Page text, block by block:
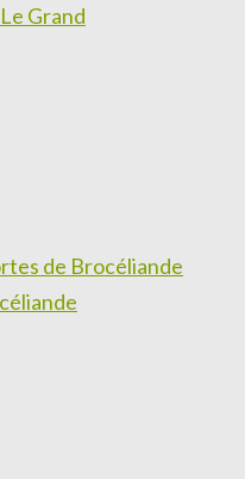
Grand
de Brocéliande